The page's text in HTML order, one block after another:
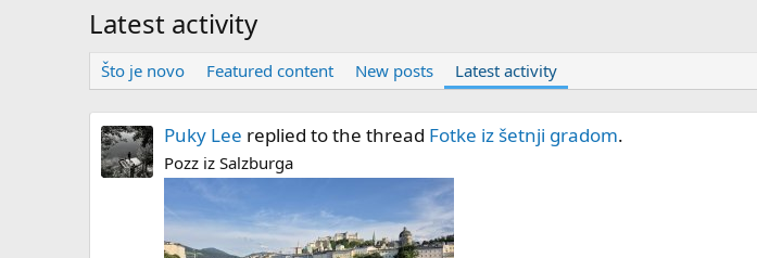
Latest activity
Što je novo Featured content New posts Latest activity
Puky Lee replied to the thread Fotke iz šetnji gradom.
Pozz iz Salzburga